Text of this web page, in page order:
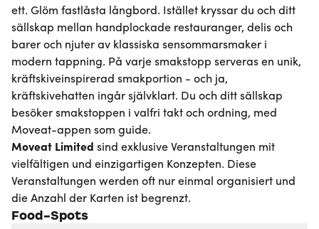
ett. Glöm fastlåsta långbord. Istället kryssar du och ditt
sällskap mellan handplockade restauranger, delis och
barer och njuter av klassiska sensommarsmaker i
modern tappning. På varje smakstopp serveras en unik,
kräftskiveinspirerad smakportion - och ja,
kräftskivehatten ingår självklart. Du och ditt sällskap
besöker smakstoppen i valfri takt och ordning, med
Moveat-appen som guide.
Moveat Limited sind exklusive Veranstaltungen mit
vielfältigen und einzigartigen Konzepten. Diese
Veranstaltungen werden oft nur einmal organisiert und
die Anzahl der Karten ist begrenzt.
Food-Spots